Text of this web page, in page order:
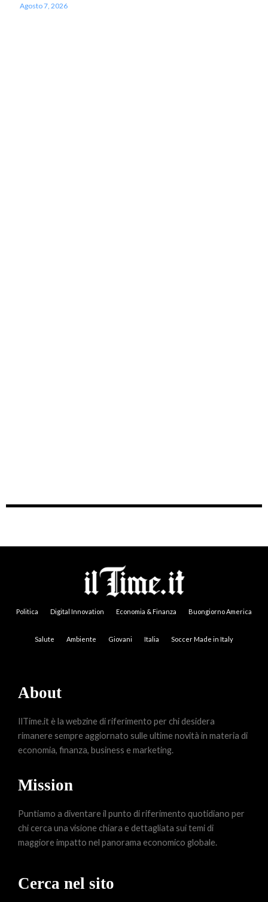
Agosto 7, 2026
Politica Digital Innovation Economia & Finanza Buongiorno America
Salute Ambiente Giovani Italia Soccer Made in Italy
About
IlTime.it è la webzine di riferimento per chi desidera
rimanere sempre aggiornato sulle ultime novità in materia di
economia, finanza, business e marketing.
Mission
Puntiamo a diventare il punto di riferimento quotidiano per
chi cerca una visione chiara e dettagliata sui temi di
maggiore impatto nel panorama economico globale.
Cerca nel sito